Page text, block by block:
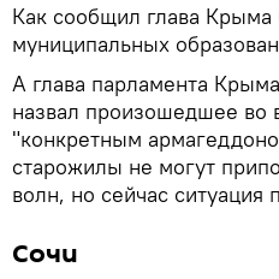
Как сообщил глава
муниципальных
А глава парламента
назвал произошедшее во
"конкретным
старожилы не могут
волн, но сейчас ситуация
Сочи